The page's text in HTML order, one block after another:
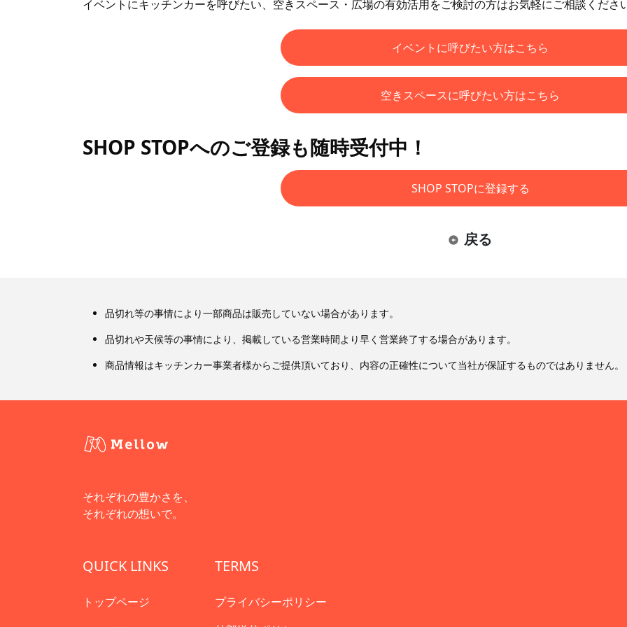
イベントにキッチンカーを呼びたい、空きスペース・広場の有効活用をご検討の方はお気軽にご相談くださ
イベントに呼びたい方はこちら
空きスペースに呼びたい方はこちら
SHOP STOPへのご登録も随時受付中！
SHOP STOPに登録する
戻る
品切れ等の事情により一部商品は販売していない場合があります。
品切れや天候等の事情により、掲載している営業時間より早く営業終了する場合があります。
商品情報はキッチンカー事業者様からご提供頂いており、内容の正確性について当社が保証するものではありません。
それぞれの豊かさを、
それぞれの想いで。
QUICK LINKS
トップページ
TERMS
プライバシーポリシー